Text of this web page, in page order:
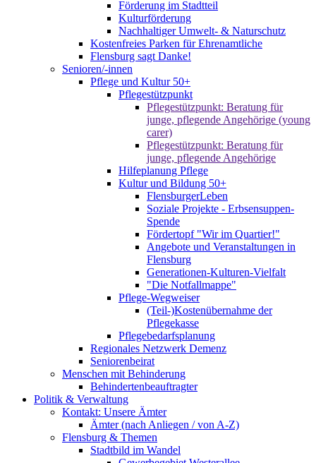
Förderung im Stadtteil
Kulturförderung
Nachhaltiger Umwelt- & Naturschutz
Kostenfreies Parken für Ehrenamtliche
Flensburg sagt Danke!
Senioren/-innen
Pflege und Kultur 50+
Pflegestützpunkt
Pflegestützpunkt: Beratung für
junge, pflegende Angehörige (young
carer)
Pflegestützpunkt: Beratung für
junge, pflegende Angehörige
Hilfeplanung Pflege
Kultur und Bildung 50+
FlensburgerLeben
Soziale Projekte - Erbsensuppen-
Spende
Fördertopf "Wir im Quartier!"
Angebote und Veranstaltungen in
Flensburg
Generationen-Kulturen-Vielfalt
"Die Notfallmappe"
Pflege-Wegweiser
(Teil-)Kostenübernahme der
Pflegekasse
Pflegebedarfsplanung
Regionales Netzwerk Demenz
Seniorenbeirat
Menschen mit Behinderung
Behindertenbeauftragter
Politik & Verwaltung
Kontakt: Unsere Ämter
Ämter (nach Anliegen / von A-Z)
Flensburg & Themen
Stadtbild im Wandel